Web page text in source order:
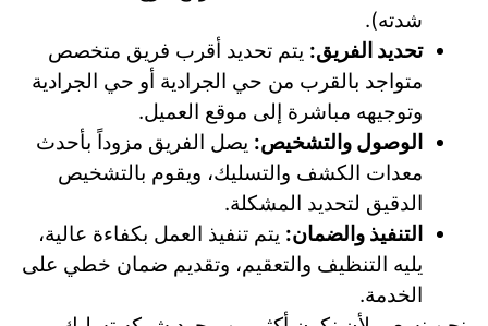
شدته).
تحديد الفريق: يتم تحديد أقرب فريق متخصص
متواجد بالقرب من حي الجرادية أو حي الجرادية
وتوجيهه مباشرة إلى موقع العميل.
الوصول والتشخيص: يصل الفريق مزوداً بأحدث
معدات الكشف والتسليك، ويقوم بالتشخيص
الدقيق لتحديد المشكلة.
التنفيذ والضمان: يتم تنفيذ العمل بكفاءة عالية،
يليه التنظيف والتعقيم، وتقديم ضمان خطي على
الخدمة.